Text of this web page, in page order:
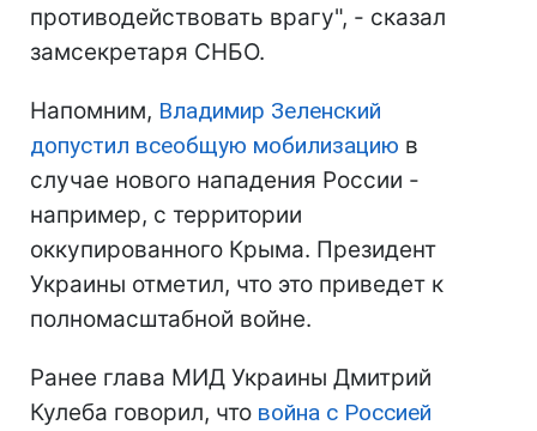
противодействовать врагу", - сказал
замсекретаря СНБО.
Напомним, Владимир Зеленский
допустил всеобщую мобилизацию в
случае нового нападения России -
например, с территории
оккупированного Крыма. Президент
Украины отметил, что это приведет к
полномасштабной войне.
Ранее глава МИД Украины Дмитрий
Кулеба говорил, что война с Россией